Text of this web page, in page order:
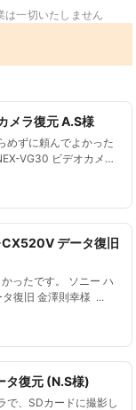
は一切いたしません
メラ復元 A.S様
めずに頼んでよかった
VG30 ビデオカメラ
デオカメラで、データ
CX520V データ復旧
ったです。 ソニー ハ
復旧 金澤則幸様 ...
タ復元 (N.S様)
で、SDカードに撮影し